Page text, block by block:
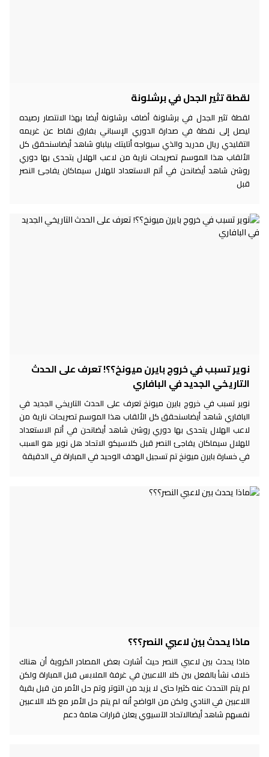
لقطة تثير الجدل في برشلونة
لقطة تثير الجدل في برشلونة أضاف برشلونة أيضا بهذا الانتصار رصيده
ليصل إلى نقطة في صدارة الدوري الإسباني بفارق نقاط عن غريمه
التقليدي ريال مدريد والذي سيواجه أتليتك بيلباو شاهد أيضاسنحقق كل
الألقاب هذا الموسم تصريحات نارية من لاعب الهلال يتحدى بها دوري
روشن شاهد أيضانحن في أتم الاستعداد للهلال سيماكان يفاجئ النصر
قبل
نوير تسبب في خروج بايرن ميونخ؟؟! تعرف على الحدث
التاريخي الجديد في البافاري
نوير تسبب في خروج بايرن ميونخ تعرف على الحدث التاريخي الجديد في
البافاري شاهد أيضاسنحقق كل الألقاب هذا الموسم تصريحات نارية من
لاعب الهلال يتحدى بها دوري روشن شاهد أيضانحن في أتم الاستعداد
للهلال سيماكان يفاجئ النصر قبل كلاسيكو الاتحاد هل نوير هو السبب
في خسارة بايرن ميونخ تم تسجيل الهدف الوحيد في المباراة في الدقيقة
ماذا يحدث بين لاعبي النصر؟؟؟
ماذا يحدث بين لاعبي النصر حيث أشارت بعض المصادر الكروية أن هناك
خلاف نشأ بالفعل بين كلا اللاعبين في غرفة الملابس قبل المباراة ولكن
لم يتم التحدث عنه كثيرا حتى لا يزيد من التوتر وتم حل الأمر من قبل بقية
اللاعبين في النادي ولكن من الواضح أنه لم يتم حل الأمر مع كلا اللاعبين
نفسهم شاهد أيضاالاتحاد الآسيوي يعلن قرارات هامة دعم